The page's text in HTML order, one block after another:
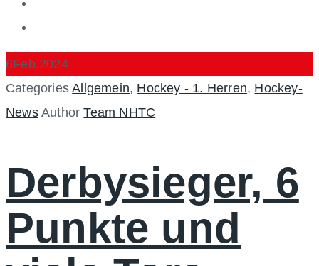
6Feb.2024
CategoriesAllgemein, Hockey - 1. Herren, Hockey-
News AuthorTeam NHTC
Derbysieger, 6
Punkte und